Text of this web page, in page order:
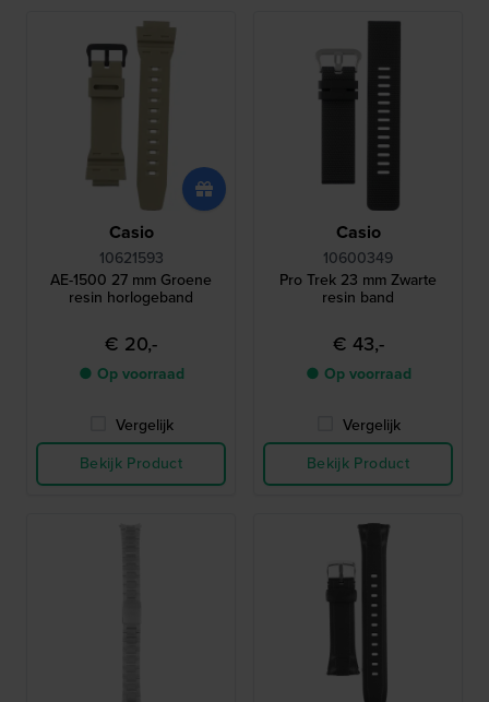
Casio
10621593
AE-1500 27 mm Groene
resin horlogeband
€ 20,-
● Op voorraad
Vergelijk
Bekijk Product
Casio
10600349
Pro Trek 23 mm Zwarte
resin band
€ 43,-
● Op voorraad
Vergelijk
Bekijk Product